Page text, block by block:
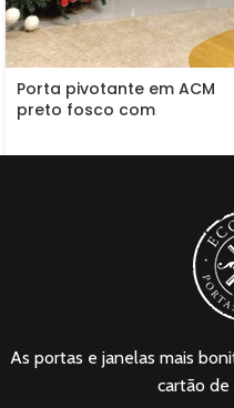
Porta pivotante em ACM
preto fosco com
As portas e janelas mais
cartão de